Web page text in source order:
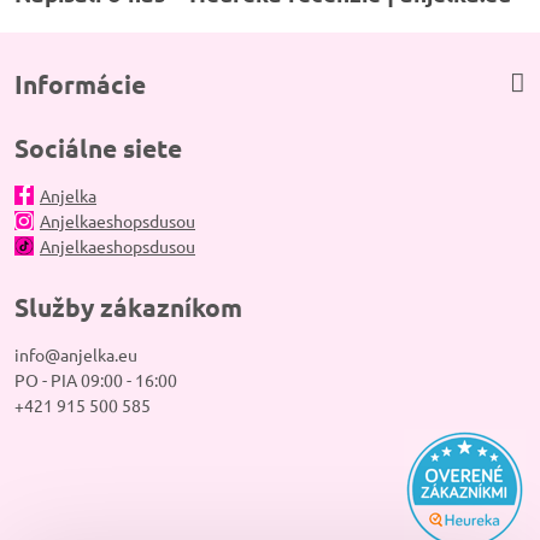
Informácie
Sociálne siete
Anjelka
Anjelkaeshopsdusou
Anjelkaeshopsdusou
Služby zákazníkom
info@anjelka.eu
PO - PIA 09:00 - 16:00
+421 915 500 585